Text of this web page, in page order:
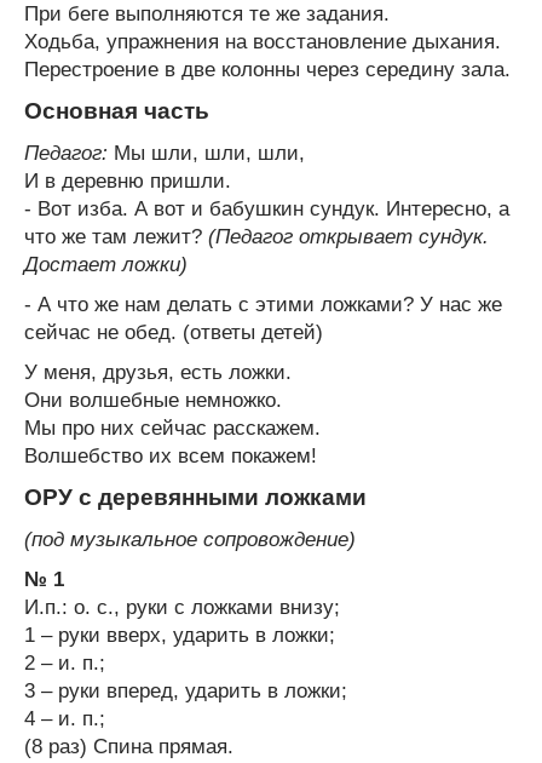
При беге выполняются те же задания.
Ходьба, упражнения на восстановление дыхания.
Перестроение в две колонны через середину зала.
Основная часть
Педагог: Мы шли, шли, шли,
И в деревню пришли.
- Вот изба. А вот и бабушкин сундук. Интересно, а
что же там лежит? (Педагог открывает сундук.
Достает ложки)
- А что же нам делать с этими ложками? У нас же
сейчас не обед. (ответы детей)
У меня, друзья, есть ложки.
Они волшебные немножко.
Мы про них сейчас расскажем.
Волшебство их всем покажем!
ОРУ с деревянными ложками
(под музыкальное сопровождение)
№ 1
И.п.: о. с., руки с ложками внизу;
1 – руки вверх, ударить в ложки;
2 – и. п.;
3 – руки вперед, ударить в ложки;
4 – и. п.;
(8 раз) Спина прямая.